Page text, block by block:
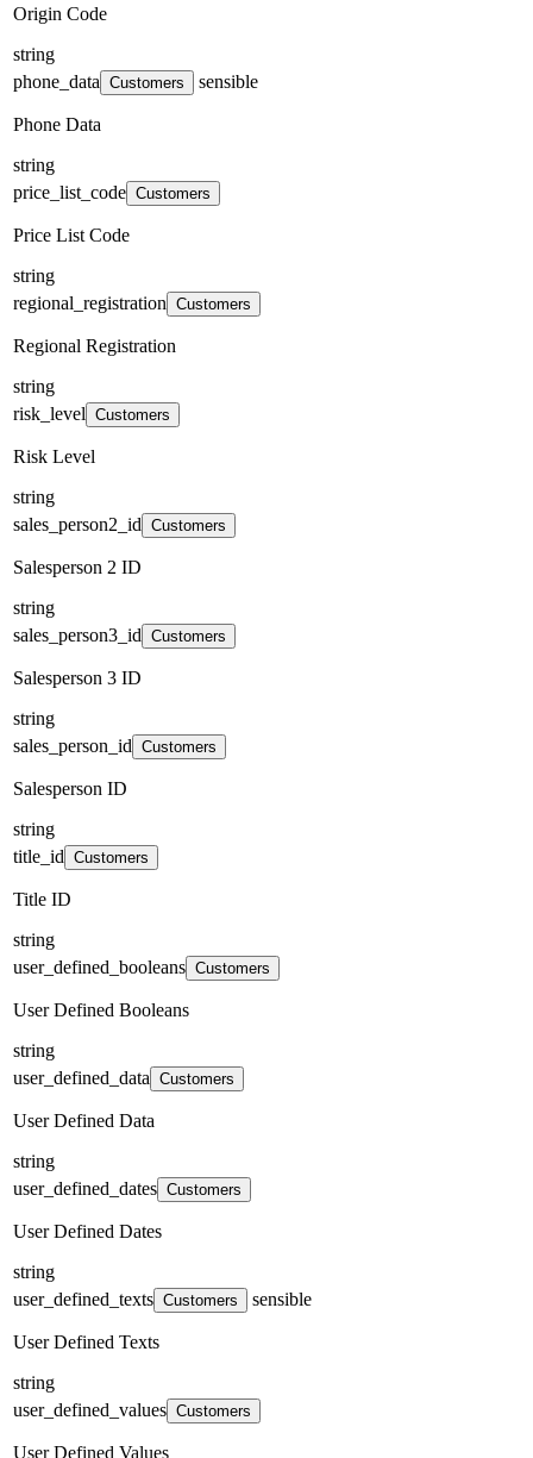
Origin Code
string
phone_data Customers sensible
Phone Data
string
price_list_code Customers
Price List Code
string
regional_registration Customers
Regional Registration
string
risk_level Customers
Risk Level
string
sales_person2_id Customers
Salesperson 2 ID
string
sales_person3_id Customers
Salesperson 3 ID
string
sales_person_id Customers
Salesperson ID
string
title_id Customers
Title ID
string
user_defined_booleans Customers
User Defined Booleans
string
user_defined_data Customers
User Defined Data
string
user_defined_dates Customers
User Defined Dates
string
user_defined_texts Customers sensible
User Defined Texts
string
user_defined_values Customers
User Defined Values